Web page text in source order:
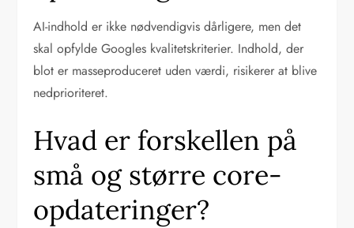
AI-indhold er ikke nødvendigvis dårligere, men det
skal opfylde Googles kvalitetskriterier. Indhold, der
blot er masseproduceret uden værdi, risikerer at blive
nedprioriteret.
Hvad er forskellen på
små og større core-
opdateringer?